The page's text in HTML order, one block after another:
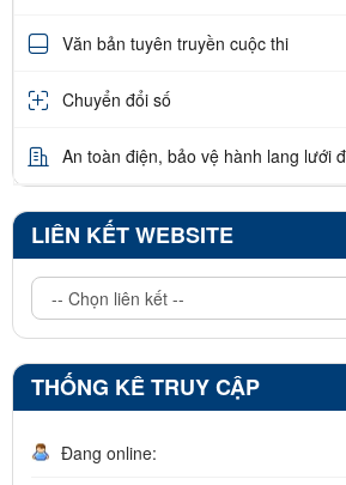
Văn bản tuyên truyền cuộc thi
Chuyển đổi số
An toàn điện, bảo vệ hành lang lưới
LIÊN KẾT WEBSITE
THỐNG KÊ TRUY CẬP
Đang online: